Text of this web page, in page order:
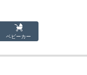
ベビーカー